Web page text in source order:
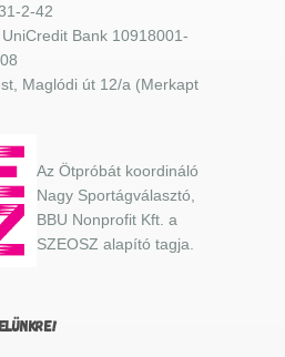
2-42
Bank 10918001-
Maglódi út 12/a (Merkapt
Az Ötpróbát koordináló
Nagy Sportágválasztó,
BBU Nonprofit Kft. a
SZEOSZ alapító tagja.